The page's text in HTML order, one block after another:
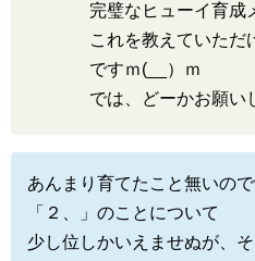
完璧なヒューイ育
これを教えていただ
ですｍ(__）ｍ
では、どーかお願い
あんまり育てたこと無いので
「２、」のことについて
少し位しかいえませぬが、